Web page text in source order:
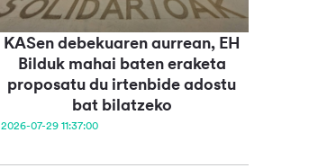
KASen debekuaren aurrean, EH
Bilduk mahai baten eraketa
proposatu du irtenbide adostu
bat bilatzeko
| 2026-07-29 11:37:00